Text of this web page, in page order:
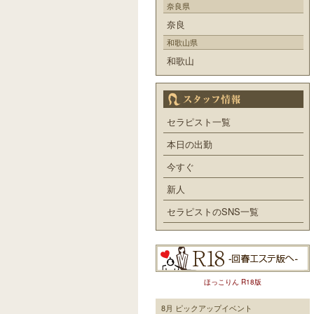
奈良県
奈良
和歌山県
和歌山
セラピスト一覧
本日の出勤
今すぐ
新人
セラピストのSNS一覧
ほっこりん R18版
8月 ピックアップイベント